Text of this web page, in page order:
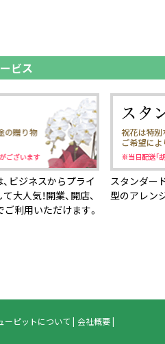
ビス
ビジネスからプライ
人気！開業、開店、
ご利用いただけます。
スタンダー
型のアレン
ーピットについて
会社概要